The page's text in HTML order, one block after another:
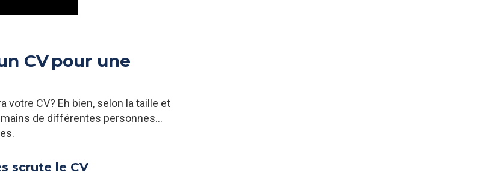
CV pour une
CV? Eh bien, selon la taille et
mains de différentes personnes…
scrute le CV